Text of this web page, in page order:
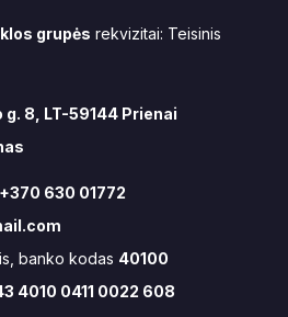
grupės rekvizitai: Teisinis
g. 8, LT-59144 Prienai
630 01772
banko kodas 40100
4010 0411 0022 608